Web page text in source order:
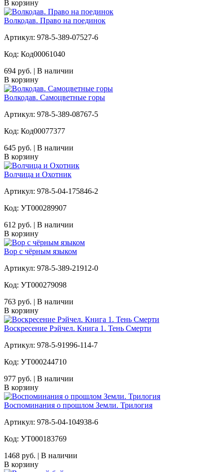
В корзину
Волкодав. Право на поединок
Артикул: 978-5-389-07527-6
Код: Код00061040
694 руб. | В наличии
В корзину
Волкодав. Самоцветные горы
Артикул: 978-5-389-08767-5
Код: Код00077377
645 руб. | В наличии
В корзину
Волчица и Охотник
Артикул: 978-5-04-175846-2
Код: УТ000289907
612 руб. | В наличии
В корзину
Вор с чёрным языком
Артикул: 978-5-389-21912-0
Код: УТ000279098
763 руб. | В наличии
В корзину
Воскресение Рэйчел. Книга 1. Тень Смерти
Артикул: 978-5-91996-114-7
Код: УТ000244710
977 руб. | В наличии
В корзину
Воспоминания о прошлом Земли. Трилогия
Артикул: 978-5-04-104938-6
Код: УТ000183769
1468 руб. | В наличии
В корзину